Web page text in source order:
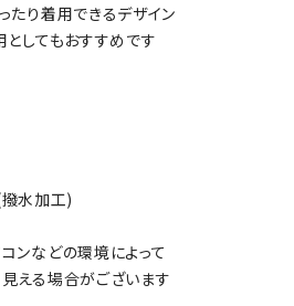
たり着用できるデザイン
としてもおすすめです
水加工)
ンなどの環境によって
える場合がございます